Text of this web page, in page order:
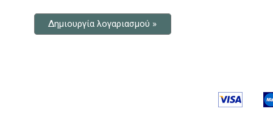
Δημιουργία λογαριασμού »